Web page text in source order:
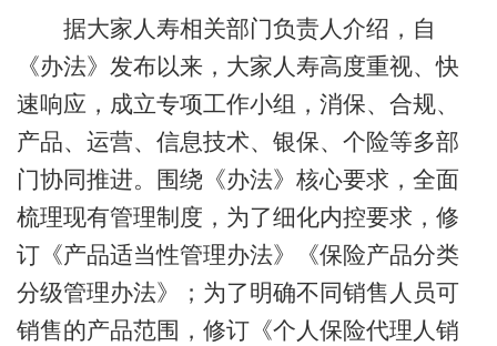
据大家人寿相关部门负责人介绍，自
《办法》发布以来，大家人寿高度重视、快
速响应，成立专项工作小组，消保、合规、
产品、运营、信息技术、银保、个险等多部
门协同推进。围绕《办法》核心要求，全面
梳理现有管理制度，为了细化内控要求，修
订《产品适当性管理办法》《保险产品分类
分级管理办法》；为了明确不同销售人员可
销售的产品范围，修订《个人保险代理人销